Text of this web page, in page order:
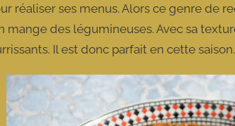
réaliser ses menus. Alors ce genre de
mange des légumineuses. Avec sa
Il est donc parfait en cette saison.